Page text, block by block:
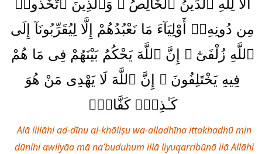
أَلَا لِلَّهِ ٱلدِّينُ ٱلْخَالِصُ ۚ وَٱلَّذِينَ ٱتَّخَذُوا۟
مِن دُونِهِۦٓ أَوْلِيَآءَ مَا نَعْبُدُهُمْ إِلَّا لِيُقَرِّبُونَآ إِلَى
ٱللَّهِ زُلْفَىٰٓ ۚ إِنَّ ٱللَّهَ يَحْكُمُ بَيْنَهُمْ فِى مَا هُمْ
فِيهِ يَخْتَلِفُونَ ۗ إِنَّ ٱللَّهَ لَا يَهْدِى مَنْ هُوَ
كَـٰذِبٌۭ كَفَّارٌۭ
Alā lillāhi ad-dīnu al-khāliṣu wa-alladhīna ittakhadhū min
dūnihi awliyāa mā naʿbuduhum illā liyuqarribūnā ilā Allāhi